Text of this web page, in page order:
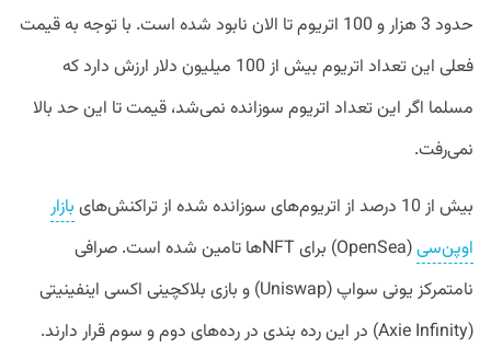
حدود 3 هزار و 100 اتریوم تا الان نابود شده است. با توجه به قیمت
فعلی این تعداد اتریوم بیش از 100 میلیون دلار ارزش دارد که
مسلما اگر این تعداد اتریوم سوزانده نمی‌شد، قیمت تا این حد بالا
نمی‌رفت.
بیش از 10 درصد از اتریوم‌های سوزانده شده از تراکنش‌های
بازار
اوپن‌سی
(OpenSea) برای NFTها تامین شده است. صرافی
نامتمرکز یونی سواپ (Uniswap) و بازی بلاکچینی اکسی اینفینیتی
(Axie Infinity) در این رده بندی در رده‌های دوم و سوم قرار دارند.